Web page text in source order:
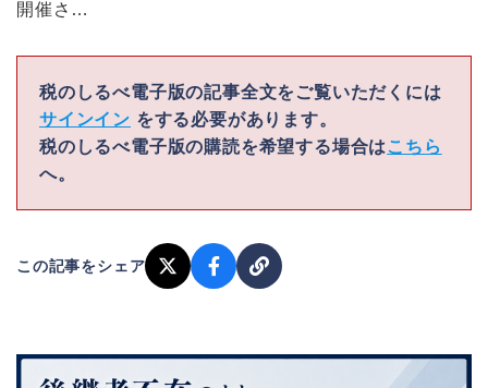
開催さ…
税のしるべ電子版の記事全文をご覧いただくには
サインイン をする必要があります。
税のしるべ電子版の購読を希望する場合は こちら
へ。
この記事をシェア